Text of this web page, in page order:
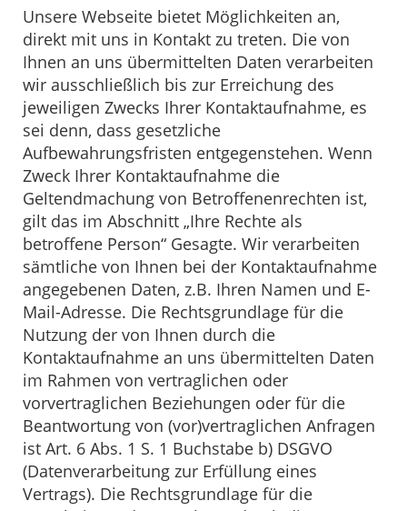
Unsere Webseite bietet Möglichkeiten an,
direkt mit uns in Kontakt zu treten. Die von
Ihnen an uns übermittelten Daten verarbeiten
wir ausschließlich bis zur Erreichung des
jeweiligen Zwecks Ihrer Kontaktaufnahme, es
sei denn, dass gesetzliche
Aufbewahrungsfristen entgegenstehen. Wenn
Zweck Ihrer Kontaktaufnahme die
Geltendmachung von Betroffenenrechten ist,
gilt das im Abschnitt „Ihre Rechte als
betroffene Person“ Gesagte. Wir verarbeiten
sämtliche von Ihnen bei der Kontaktaufnahme
angegebenen Daten, z.B. Ihren Namen und E-
Mail-Adresse. Die Rechtsgrundlage für die
Nutzung der von Ihnen durch die
Kontaktaufnahme an uns übermittelten Daten
im Rahmen von vertraglichen oder
vorvertraglichen Beziehungen oder für die
Beantwortung von (vor)vertraglichen Anfragen
ist Art. 6 Abs. 1 S. 1 Buchstabe b) DSGVO
(Datenverarbeitung zur Erfüllung eines
Vertrags). Die Rechtsgrundlage für die